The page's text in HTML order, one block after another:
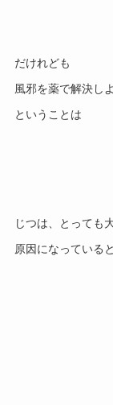
だけれども
風邪を薬で解決し
ということは
じつは、とっても
原因になっている